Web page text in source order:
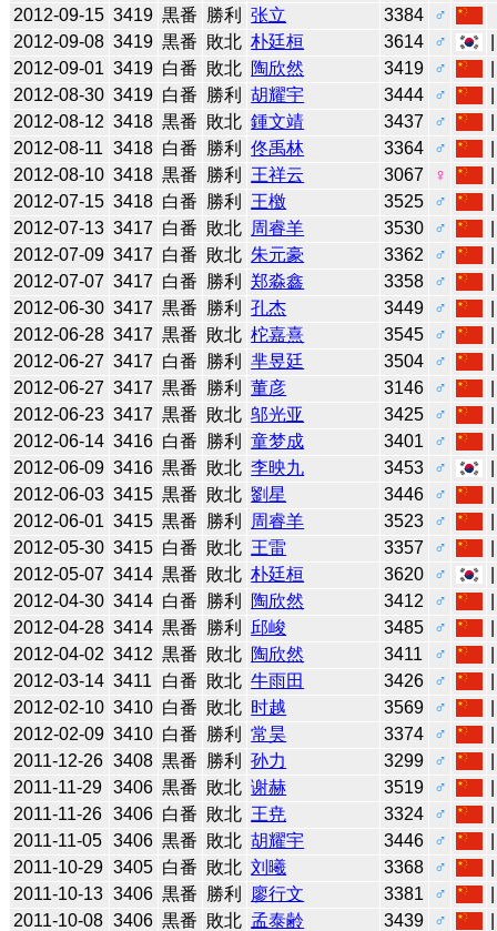
2012-09-15 3419 黒番 勝利 张立 3384
♂
2012-09-08 3419 黒番 敗北 朴廷桓 3614 ♂
2012-09-01 3419 白番 敗北 陶欣然 3419 ♂
2012-08-30 3419 白番 勝利 胡耀宇 3444 ♂
2012-08-12 3418 黒番 敗北 鍾文靖 3437 ♂
2012-08-11 3418 白番 勝利 佟禹林 3364 ♂
2012-08-10 3418 黒番 勝利 王祥云 3067 ♀
2012-07-15 3418 白番 勝利 王檄 3525 ♂
2012-07-13 3417 白番 敗北 周睿羊 3530 ♂
2012-07-09 3417 白番 敗北 朱元豪 3362 ♂
2012-07-07 3417 白番 勝利 郑淼鑫 3358 ♂
2012-06-30 3417 黒番 勝利 孔杰 3449 ♂
2012-06-28 3417 黒番 敗北 柁嘉熹 3545 ♂
2012-06-27 3417 白番 勝利 芈昱廷 3504 ♂
2012-06-27 3417 黒番 勝利 董彦 3146 ♂
2012-06-23 3417 黒番 敗北 邬光亚 3425 ♂
2012-06-14 3416 白番 勝利 童梦成 3401 ♂
2012-06-09 3416 黒番 敗北 李映九 3453 ♂
2012-06-03 3415 黒番 敗北 劉星 3446 ♂
2012-06-01 3415 黒番 勝利 周睿羊 3523 ♂
2012-05-30 3415 白番 敗北 王雷 3357 ♂
2012-05-07 3414 黒番 敗北 朴廷桓 3620 ♂
2012-04-30 3414 白番 勝利 陶欣然 3412 ♂
2012-04-28 3414 黒番 勝利 邱峻 3485 ♂
2012-04-02 3412 黒番 敗北 陶欣然 3411 ♂
2012-03-14 3411 白番 敗北 牛雨田 3426 ♂
2012-02-10 3410 白番 敗北 时越 3569 ♂
2012-02-09 3410 白番 勝利 常昊 3374 ♂
2011-12-26 3408 黒番 勝利 孙力 3299 ♂
2011-11-29 3406 黒番 敗北 谢赫 3519 ♂
2011-11-26 3406 白番 敗北 王尭 3324 ♂
2011-11-05 3406 黒番 敗北 胡耀宇 3446 ♂
2011-10-29 3405 白番 敗北 刘曦 3368 ♂
2011-10-13 3406 黒番 勝利 廖行文 3381 ♂
2011-10-08 3406 黒番 敗北 孟泰齢 3439 ♂